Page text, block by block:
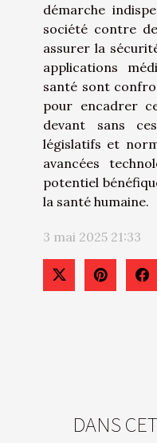
démarche
société contre
assurer la
applications
santé sont
pour encadrer
devant sans
législatifs et
avancées
potentiel
la santé humaine.
3 mai 2025 21:33
DANS